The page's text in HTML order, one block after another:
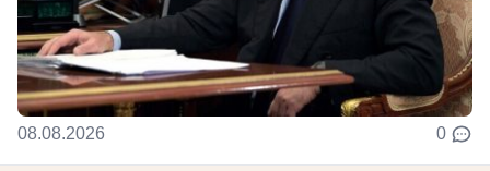
08.08.2026 0